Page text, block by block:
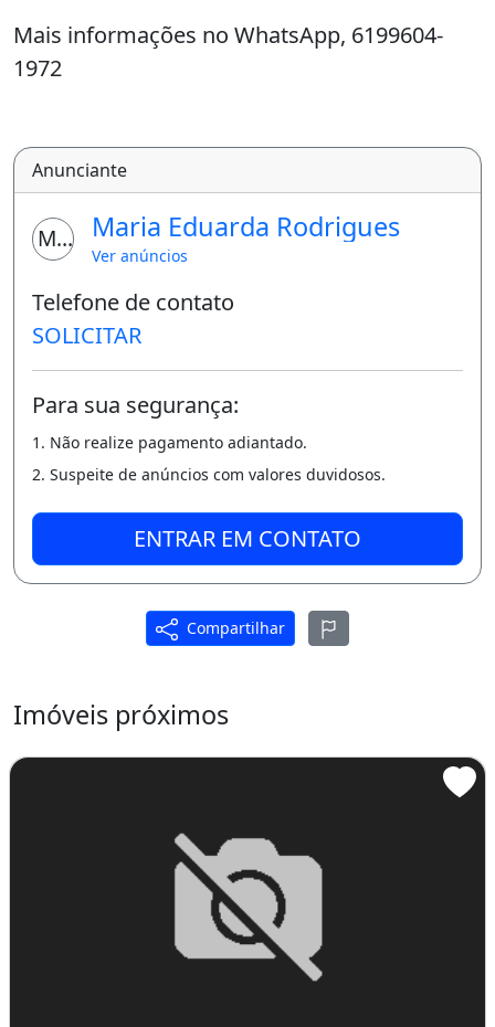
Mais informações no WhatsApp, 6199604-
1972
Anunciante
MR Maria Eduarda Rodrigues
Ver anúncios
Telefone de contato
SOLICITAR
Para sua segurança:
1. Não realize pagamento adiantado.
2. Suspeite de anúncios com valores duvidosos.
ENTRAR EM CONTATO
Compartilhar
Imóveis próximos